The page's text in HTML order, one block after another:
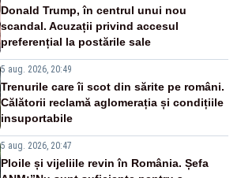
Donald Trump, în centrul unui nou
scandal. Acuzații privind accesul
preferențial la postările sale
5 aug. 2026, 20:49
Trenurile care îi scot din sărite pe români.
Călătorii reclamă aglomerația și condițiile
insuportabile
5 aug. 2026, 20:47
Ploile și vijeliile revin în România. Șefa